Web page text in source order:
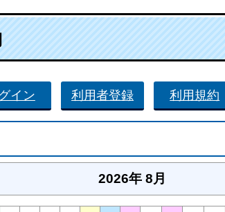
イン 利用者登録 利用規約
2026年 8月